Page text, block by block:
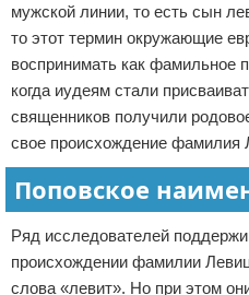
мужской линии, то есть сын
то этот термин окружающие
воспринимать как фамильное
когда иудеям стали
священников получили
свое происхождение фамилия
Поповское
Ряд исследователей
происхождении фамилии
слова «левит». Но при этом